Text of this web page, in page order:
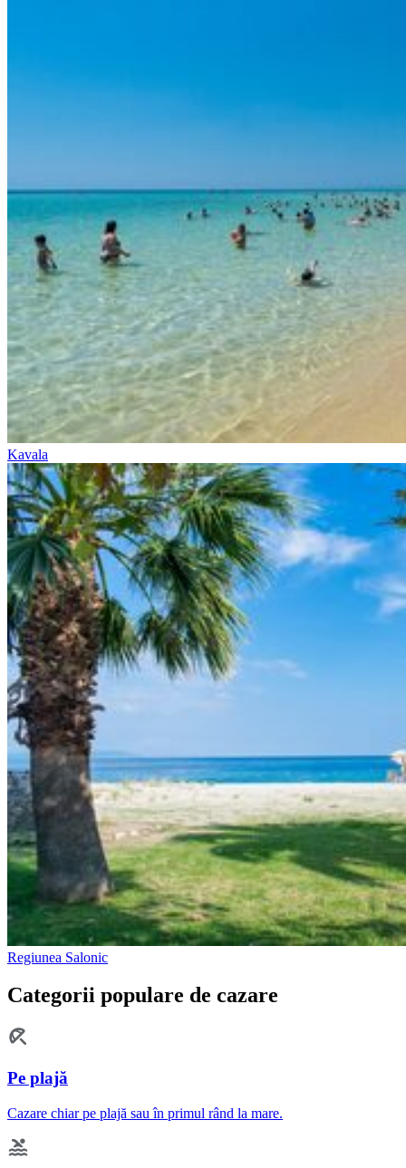
Kavala
Regiunea Salonic
Categorii populare de cazare
Pe plajă
Cazare chiar pe plajă sau în primul rând la mare.